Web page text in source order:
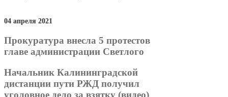
04 апреля 2021
Прокуратура внесла 5 протестов
главе администрации Светлого
Начальник Калининградской
дистанции пути РЖД получил
уголовное дело за взятку (видео)